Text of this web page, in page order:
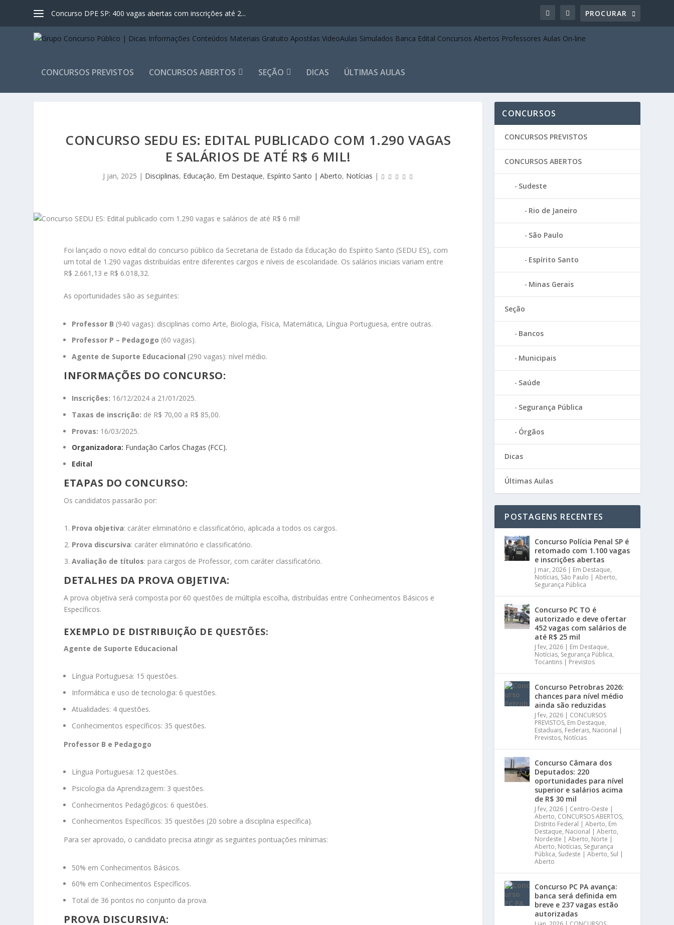
Concurso DPE SP: 400 vagas abertas com inscrições até 2...
CONCURSOS PREVISTOS CONCURSOS ABERTOS SEÇÃO DICAS ÚLTIMAS AULAS
CONCURSO SEDU ES: EDITAL PUBLICADO COM 1.290 VAGAS
E SALÁRIOS DE ATÉ R$ 6 MIL!
J jan, 2025 | Disciplinas, Educação, Em Destaque, Espírito Santo | Aberto, Notícias |
Foi lançado o novo edital do concurso público da Secretaria de Estado da Educação do Espírito Santo (SEDU ES), com
um total de 1.290 vagas distribuídas entre diferentes cargos e níveis de escolaridade. Os salários iniciais variam entre
R$ 2.661,13 e R$ 6.018,32.
As oportunidades são as seguintes:
Professor B (940 vagas): disciplinas como Arte, Biologia, Física, Matemática, Língua Portuguesa, entre outras.
Professor P – Pedagogo (60 vagas).
Agente de Suporte Educacional (290 vagas): nível médio.
INFORMAÇÕES DO CONCURSO:
Inscrições: 16/12/2024 a 21/01/2025.
Taxas de inscrição: de R$ 70,00 a R$ 85,00.
Provas: 16/03/2025.
Organizadora: Fundação Carlos Chagas (FCC).
Edital
ETAPAS DO CONCURSO:
Os candidatos passarão por:
Prova objetiva: caráter eliminatório e classificatório, aplicada a todos os cargos.
Prova discursiva: caráter eliminatório e classificatório.
Avaliação de títulos: para cargos de Professor, com caráter classificatório.
DETALHES DA PROVA OBJETIVA:
A prova objetiva será composta por 60 questões de múltipla escolha, distribuídas entre Conhecimentos Básicos e
Específicos.
EXEMPLO DE DISTRIBUIÇÃO DE QUESTÕES:
Agente de Suporte Educacional
Língua Portuguesa: 15 questões.
Informática e uso de tecnologia: 6 questões.
Atualidades: 4 questões.
Conhecimentos específicos: 35 questões.
Professor B e Pedagogo
Língua Portuguesa: 12 questões.
Psicologia da Aprendizagem: 3 questões.
Conhecimentos Pedagógicos: 6 questões.
Conhecimentos Específicos: 35 questões (20 sobre a disciplina específica).
Para ser aprovado, o candidato precisa atingir as seguintes pontuações mínimas:
50% em Conhecimentos Básicos.
60% em Conhecimentos Específicos.
Total de 36 pontos no conjunto da prova.
PROVA DISCURSIVA:
CONCURSOS
CONCURSOS PREVISTOS
CONCURSOS ABERTOS
Sudeste
Rio de Janeiro
São Paulo
Espírito Santo
Minas Gerais
Seção
Bancos
Municipais
Saúde
Segurança Pública
Órgãos
Dicas
Últimas Aulas
POSTAGENS RECENTES
Concurso Polícia Penal SP é
retomado com 1.100 vagas
e inscrições abertas
J mar, 2026 | Em Destaque,
Notícias, São Paulo | Aberto,
Segurança Pública
Concurso PC TO é
autorizado e deve ofertar
452 vagas com salários de
até R$ 25 mil
J fev, 2026 | Em Destaque,
Notícias, Segurança Pública,
Tocantins | Previstos
Concurso Petrobras 2026:
chances para nível médio
ainda são reduzidas
J fev, 2026 | CONCURSOS
PREVISTOS, Em Destaque,
Estaduais, Federais, Nacional |
Previstos, Notícias
Concurso Câmara dos
Deputados: 220
oportunidades para nível
superior e salários acima
de R$ 30 mil
J fev, 2026 | Centro-Oeste |
Aberto, CONCURSOS ABERTOS,
Distrito Federal | Aberto, Em
Destaque, Nacional | Aberto,
Nordeste | Aberto, Norte |
Aberto, Notícias, Segurança
Pública, Sudeste | Aberto, Sul |
Aberto
Concurso PC PA avança:
banca será definida em
breve e 237 vagas estão
autorizadas